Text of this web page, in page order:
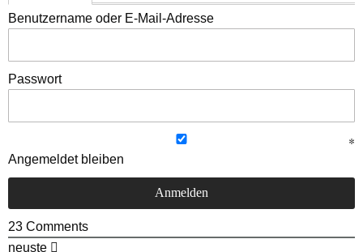
Benutzername oder E-Mail-Adresse
Passwort
Angemeldet bleiben
23 Comments
neuste